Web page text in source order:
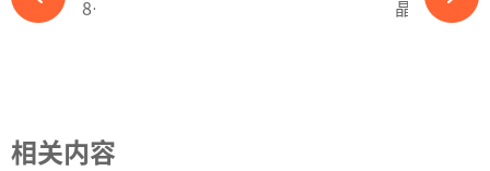
8.87亿募资获受理！光伏龙头真能实现目标吗？-必赢体育app官方平台
晶晟能源：以创新光伏支架解决方案，引领绿色能源发展-必赢体育app官方平台
相关内容